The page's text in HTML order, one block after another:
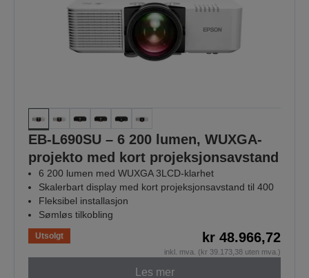
EB-L690SU – 6 200 lumen, WUXGA-
projekto med kort projeksjonsavstand
6 200 lumen med WUXGA 3LCD-klarhet
Skalerbart display med kort projeksjonsavstand til 400
Fleksibel installasjon
Sømløs tilkobling
Utsolgt kr 48.966,72
inkl. mva. (kr 39.173,38 uten mva.)
Les mer